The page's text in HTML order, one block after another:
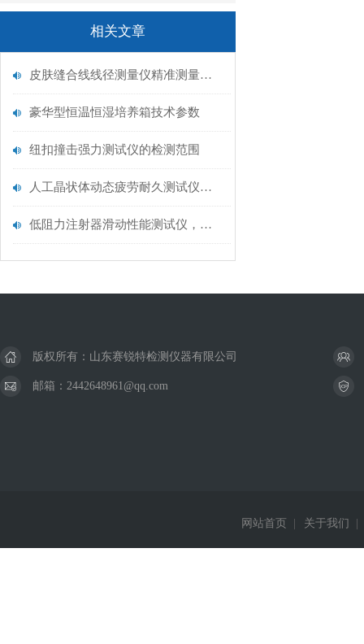
相关文章
皮肤缝合线线径测量仪精准测量的6步法则
豪华型恒温恒湿培养箱技术参数
纽扣撞击强力测试仪的检测范围
人工晶状体动态疲劳耐久测试仪的应用领域有哪些 YY 0290.3-2008 山东赛锐特
低阻力注射器滑动性能测试仪，值得推荐！山东赛锐特
版权所有：山东赛锐特检测仪器有限公司
邮箱：2442648961@qq.com
网站首页 关于我们